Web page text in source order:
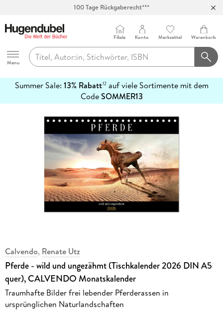
100 Tage Rückgaberecht***
Hugendubel
Menu
Filiale Konto Merkzettel Warenkorb
Summer Sale: 13% Rabatt12auf viele Sortimente mit dem
CodeSOMMER13
erfahren
Calvendo, Renate Utz
Pferde - wild und ungezähmt (Tischkalender 2026 DIN A5
quer), CALVENDO Monatskalender
Traumhafte Bilder frei lebender Pferderassen in
ursprünglichen Naturlandschaften